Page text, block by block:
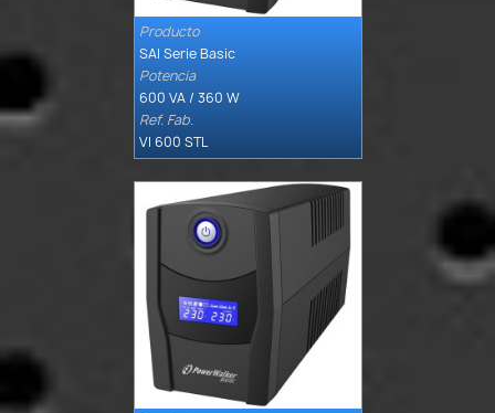

Producto
SAI Serie Basic
Potencia
600 VA / 360 W
Ref. Fab.
VI 600 STL